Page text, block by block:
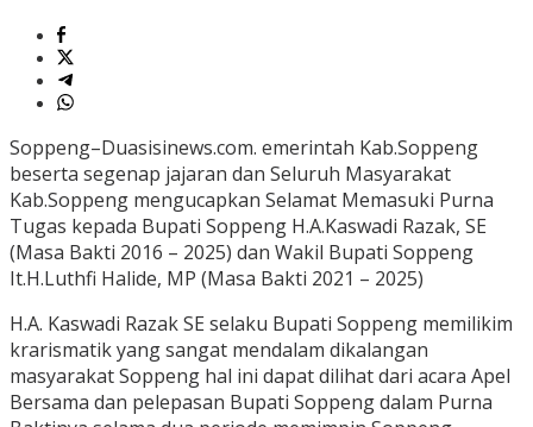
Soppeng–Duasisinews.com. emerintah Kab.Soppeng
beserta segenap jajaran dan Seluruh Masyarakat
Kab.Soppeng mengucapkan Selamat Memasuki Purna
Tugas kepada Bupati Soppeng H.A.Kaswadi Razak, SE
(Masa Bakti 2016 – 2025) dan Wakil Bupati Soppeng
It.H.Luthfi Halide, MP (Masa Bakti 2021 – 2025)
H.A. Kaswadi Razak SE selaku Bupati Soppeng memilikim
krarismatik yang sangat mendalam dikalangan
masyarakat Soppeng hal ini dapat dilihat dari acara Apel
Bersama dan pelepasan Bupati Soppeng dalam Purna